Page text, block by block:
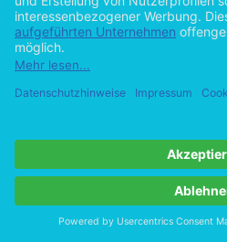
vonMarkus Mirschel (Autor:in)
©2007 Magisterarbeit 133
Hilfe/FAQ
Impressum
Vertrag widerrufen
Zur Desktop-Version
Copyright ©Imprint in der Bedey &
by
Cookie-Einstellungen